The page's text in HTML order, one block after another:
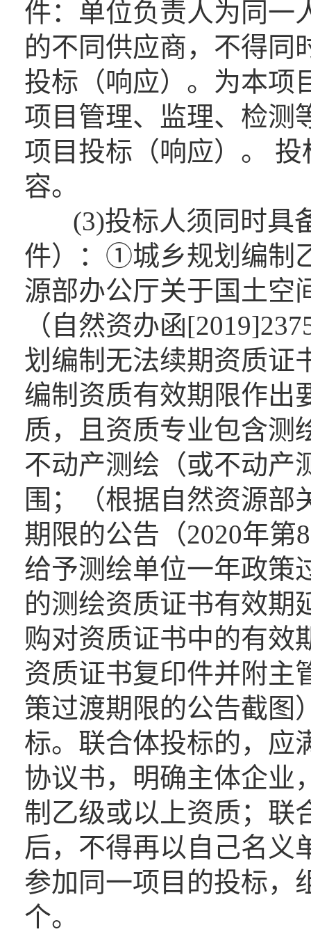
件：单位负责人为同一
的不同供应商，不得同
投标（响应）。为本项
项目管理、监理、检测
项目投标（响应）。
容。
(3)投标人须同时具
件）：①城乡规划编制
源部办公厅关于国土空
（自然资办函
划编制无法续期资质证
编制资质有效期限作
质，且资质专业包含测
不动产测绘（或不动产
围；（根据自然资源部
期限的公告（2020年第
给予测绘单位一年政策
的测绘资质证书有效期
购对资质证书中的有效
资质证书复印件并附主
策过渡期限的公告截图
标。联合体投标的，应
协议书，明确主体企业
制乙级或以上资质；联
后，不得再以自己名义
参加同一项目的投标，
个。